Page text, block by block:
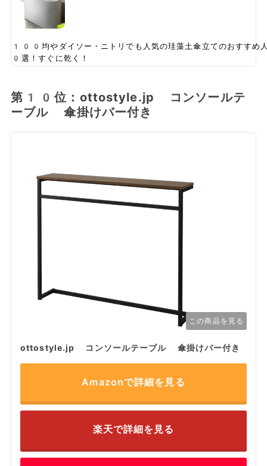
100均やダイソー・ニトリでも人気の珪藻土傘立てのおすすめ
0選！すぐに乾く！
第10位：ottostyle.jp コンソールテ
ーブル 傘掛けバー付き
この商品を見る
ottostyle.jp コンソールテーブル 傘掛けバー付き
Amazonで詳細を見る
楽天で詳細を見る